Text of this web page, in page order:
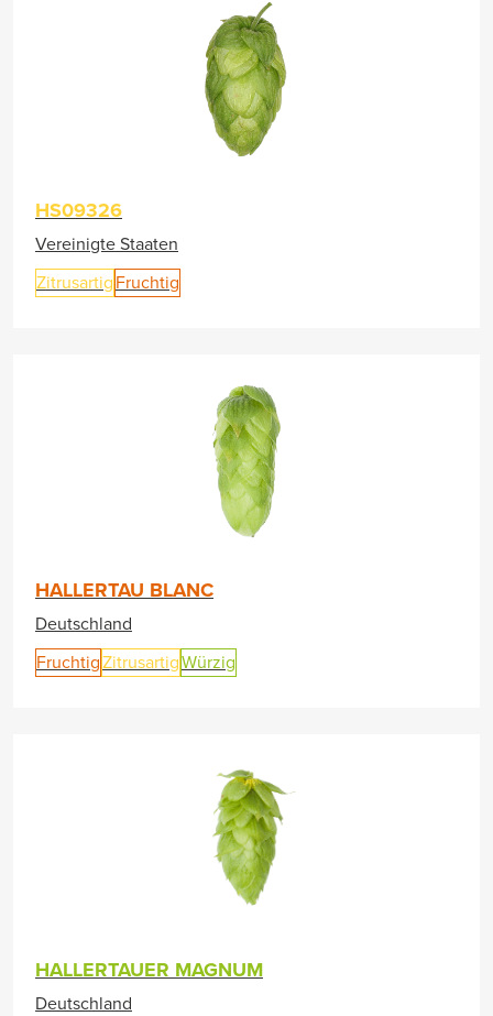
HS09326
Vereinigte Staaten
Zitrusartig Fruchtig
HALLERTAU BLANC
Deutschland
FruchtigZitrusartigWürzig
HALLERTAUER MAGNUM
Deutschland